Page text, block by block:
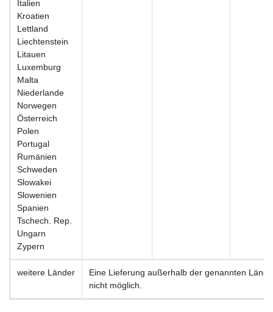
Italien
Kroatien
Lettland
Liechtenstein
Litauen
Luxemburg
Malta
Niederlande
Norwegen
Österreich
Polen
Portugal
Rumänien
Schweden
Slowakei
Slowenien
Spanien
Tschech. Rep.
Ungarn
Zypern
weitere Länder
Eine Lieferung außerhalb der genannten
nicht möglich.